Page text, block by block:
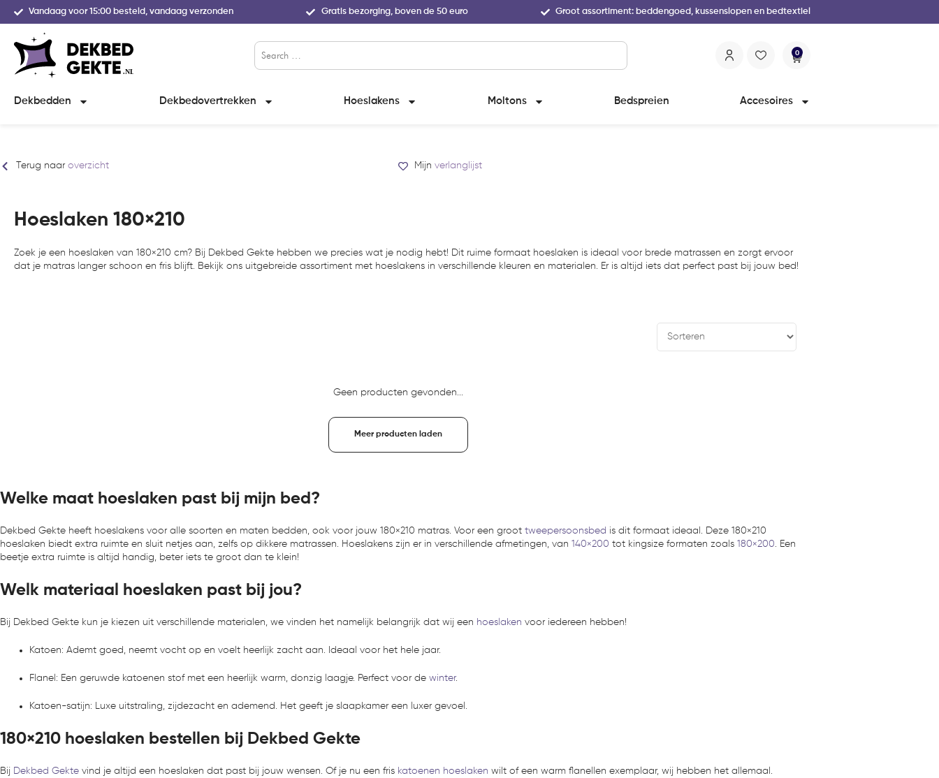
Vandaag voor 15:00 besteld, vandaag verzonden Gratis bezorging, boven de 50 euro Groot assortiment: beddengoed, kussenslopen en bedtextiel
0
Dekbedden Dekbedovertrekken Hoeslakens Moltons Bedspreien Accesoires
Terug naar overzicht Mijn verlanglijst
Hoeslaken 180×210
Zoek je een hoeslaken van 180×210 cm? Bij Dekbed Gekte hebben we precies wat je nodig hebt! Dit ruime formaat hoeslaken is ideaal voor brede matrassen en zorgt ervoor
dat je matras langer schoon en fris blijft. Bekijk ons uitgebreide assortiment met hoeslakens in verschillende kleuren en materialen. Er is altijd iets dat perfect past bij jouw bed!
Geen producten gevonden...
Meer producten laden
Welke maat hoeslaken past bij mijn bed?
Dekbed Gekte heeft hoeslakens voor alle soorten en maten bedden, ook voor jouw 180×210 matras. Voor een groot tweepersoonsbed is dit formaat ideaal. Deze 180×210
hoeslaken biedt extra ruimte en sluit netjes aan, zelfs op dikkere matrassen. Hoeslakens zijn er in verschillende afmetingen, van 140×200 tot kingsize formaten zoals 180×200. Een
beetje extra ruimte is altijd handig, beter iets te groot dan te klein!
Welk materiaal hoeslaken past bij jou?
Bij Dekbed Gekte kun je kiezen uit verschillende materialen, we vinden het namelijk belangrijk dat wij een hoeslaken voor iedereen hebben!
Katoen: Ademt goed, neemt vocht op en voelt heerlijk zacht aan. Ideaal voor het hele jaar.
Flanel: Een geruwde katoenen stof met een heerlijk warm, donzig laagje. Perfect voor de winter.
Katoen-satijn: Luxe uitstraling, zijdezacht en ademend. Het geeft je slaapkamer een luxer gevoel.
180×210 hoeslaken bestellen bij Dekbed Gekte
Bij Dekbed Gekte vind je altijd een hoeslaken dat past bij jouw wensen. Of je nu een fris katoenen hoeslaken wilt of een warm flanellen exemplaar, wij hebben het allemaal.